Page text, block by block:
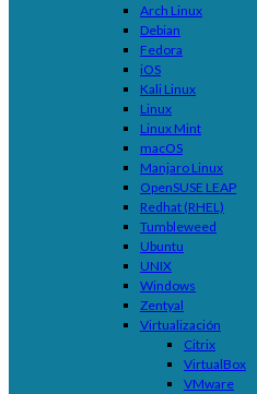
Arch Linux
Debian
Fedora
iOS
Kali Linux
Linux
Linux Mint
macOS
Manjaro Linux
OpenSUSE LEAP
Redhat (RHEL)
Tumbleweed
Ubuntu
UNIX
Windows
Zentyal
Virtualización
Citrix
VirtualBox
VMware